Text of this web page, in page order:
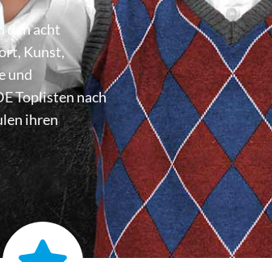
den acht
Kunst,
und
Toplisten nach
ihren